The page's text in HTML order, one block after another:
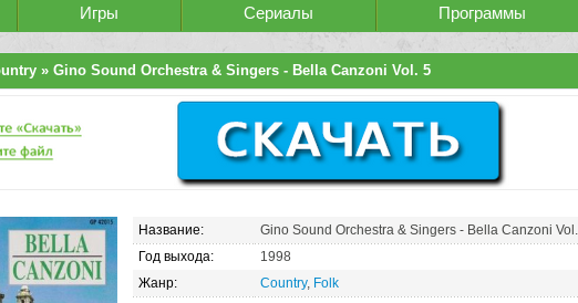
Игры Сериалы Программы
» Gino Sound Orchestra & Singers - Bella Canzoni Vol. 5
Название:
Gino Sound Orchestra & Singers - Bella Canzoni
Год выхода:
1998
Жанр:
Country, Folk